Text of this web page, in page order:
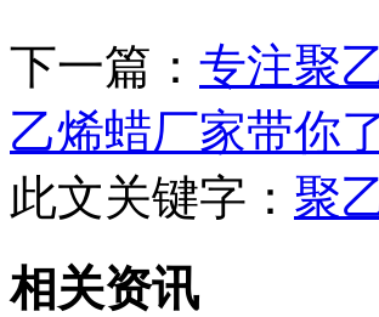
下一篇： 专注聚
乙烯蜡厂家带你
此文关键字： 聚
相关资讯